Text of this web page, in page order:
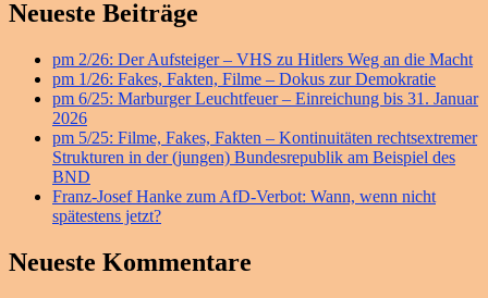
Primärer
Widget-
Bereich
Neueste Beiträge
pm 2/26: Der Aufsteiger – VHS zu Hitlers Weg an die Macht
pm 1/26: Fakes, Fakten, Filme – Dokus zur Demokratie
pm 6/25: Marburger Leuchtfeuer – Einreichung bis 31. Januar
2026
pm 5/25: Filme, Fakes, Fakten – Kontinuitäten rechtsextremer
Strukturen in der (jungen) Bundesrepublik am Beispiel des
BND
Franz-Josef Hanke zum AfD-Verbot: Wann, wenn nicht
spätestens jetzt?
Neueste Kommentare